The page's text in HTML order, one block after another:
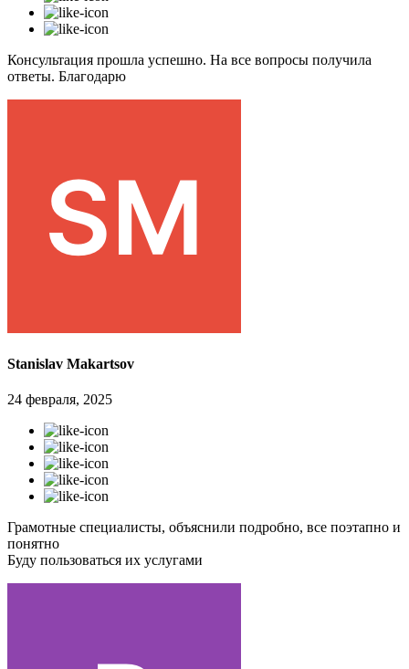
Консультация прошла успешно. На все вопросы получила
ответы. Благодарю
Stanislav Makartsov
24 февраля, 2025
Грамотные специалисты, объяснили подробно, все поэтапно и
понятно
Буду пользоваться их услугами